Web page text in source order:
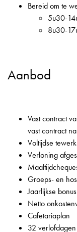
Bereid om te
5u30-
8u30-
Aanbod
Vast contract
vast contract
Voltijdse
Verloning
Groeps- en
Jaarlijkse bonus
Netto
Cafetariaplan
32 verlofdagen